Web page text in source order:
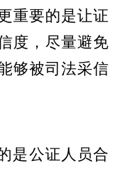
重要的是让证
度，尽量避免
够被司法采信
是公证人员合